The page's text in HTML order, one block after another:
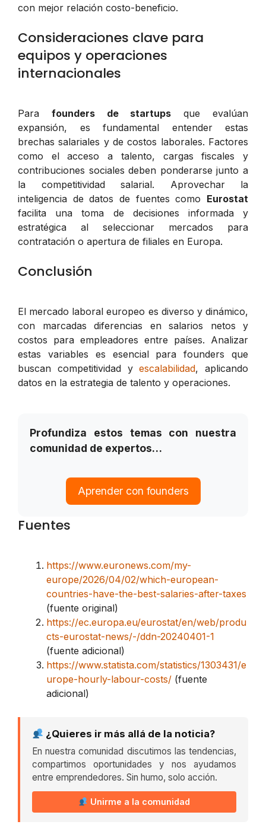
con mejor relación costo-beneficio.
Consideraciones clave para
equipos y operaciones
internacionales
Para founders de startups que evalúan
expansión, es fundamental entender estas
brechas salariales y de costos laborales. Factores
como el acceso a talento, cargas fiscales y
contribuciones sociales deben ponderarse junto a
la competitividad salarial. Aprovechar la
inteligencia de datos de fuentes como Eurostat
facilita una toma de decisiones informada y
estratégica al seleccionar mercados para
contratación o apertura de filiales en Europa.
Conclusión
El mercado laboral europeo es diverso y dinámico,
con marcadas diferencias en salarios netos y
costos para empleadores entre países. Analizar
estas variables es esencial para founders que
buscan competitividad yescalabilidad, aplicando
datos en la estrategia de talento y operaciones.
Profundiza estos temas con nuestra
comunidad de expertos…
Aprender con founders
Fuentes
https://www.euronews.com/my-
europe/2026/04/02/which-european-
countries-have-the-best-salaries-after-taxes
(fuente original)
https://ec.europa.eu/eurostat/en/web/produ
cts-eurostat-news/-/ddn-20240401-1
(fuente adicional)
https://www.statista.com/statistics/1303431/e
urope-hourly-labour-costs/ (fuente
adicional)
¿Quieres ir más allá de la noticia?
En nuestra comunidad discutimos las tendencias,
compartimos oportunidades y nos ayudamos
entre emprendedores. Sin humo, solo acción.
Unirme a la comunidad